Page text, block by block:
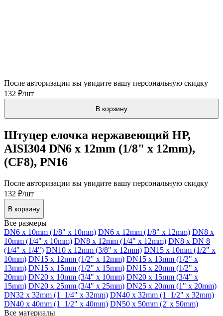
После авторизации вы увидите вашу персональную скидку
132 ₽/шт
В корзину
Штуцер елочка нержавеющий НР,
AISI304 DN6 x 12mm (1/8" x 12mm),
(CF8), PN16
После авторизации вы увидите вашу персональную скидку
132 ₽/шт
В корзину
Все размеры
DN6 x 10mm (1/8" x 10mm) DN6 x 12mm (1/8" x 12mm) DN8 x
10mm (1/4" x 10mm) DN8 x 12mm (1/4" x 12mm) DN8 x DN 8
(1/4" x 1/4") DN10 x 12mm (3/8" x 12mm) DN15 x 10mm (1/2" x
10mm) DN15 x 12mm (1/2" x 12mm) DN15 x 13mm (1/2" x
13mm) DN15 x 15mm (1/2" x 15mm) DN15 x 20mm (1/2" x
20mm) DN20 x 10mm (3/4" x 10mm) DN20 x 15mm (3/4" x
15mm) DN20 x 25mm (3/4" x 25mm) DN25 x 20mm (1" x 20mm)
DN32 x 32mm (1_1/4" x 32mm) DN40 x 32mm (1_1/2" x 32mm)
DN40 x 40mm (1_1/2" x 40mm) DN50 x 50mm (2' x 50mm)
Все материалы